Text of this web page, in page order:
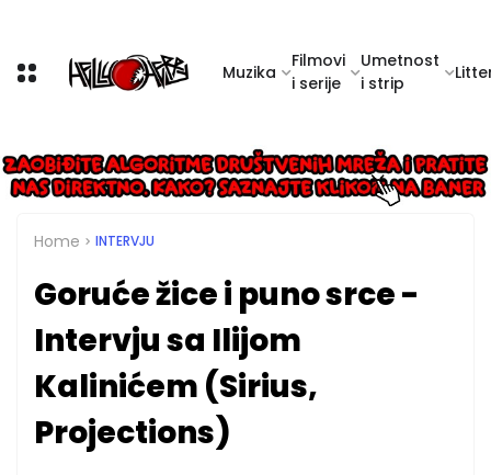
Muzika
Filmovi
i serije
Umetnost
i strip
Home INTERVJU
Goruće žice i puno srce -
Intervju sa Ilijom
Kalinićem (Sirius,
Projections)